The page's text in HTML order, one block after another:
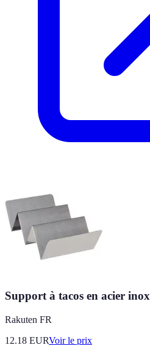
Support à tacos en acier
Rakuten FR
12.18 EURVoir le prix